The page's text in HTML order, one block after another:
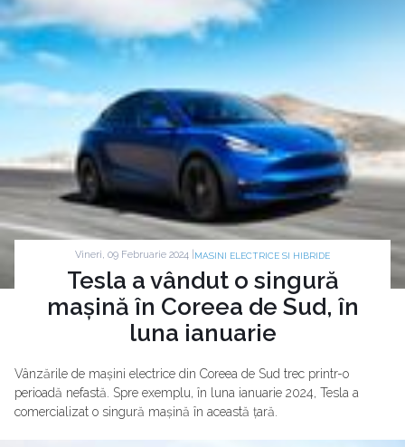
Vineri, 09 Februarie 2024 | MASINI ELECTRICE SI HIBRIDE
Tesla a vândut o singură
mașină în Coreea de Sud, în
luna ianuarie
Vânzările de mașini electrice din Coreea de Sud trec printr-o
perioadă nefastă. Spre exemplu, în luna ianuarie 2024, Tesla a
comercializat o singură mașină în această țară.